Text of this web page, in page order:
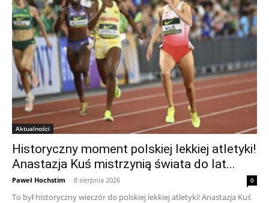
Aktualności
Historyczny moment polskiej lekkiej atletyki!
Anastazja Kuś mistrzynią świata do lat...
Paweł Hochstim - 8 sierpnia 2026 0
To był historyczny wieczór do polskiej lekkiej atletyki! Anastazja Kuś